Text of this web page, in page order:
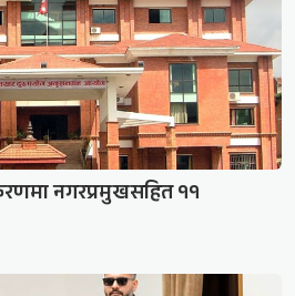
नगरप्रमुखसहित ११